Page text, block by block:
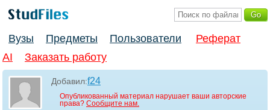
Вузы Предметы Пользователи
Реферат
AI
Заказать работу
Добавил:f24
Опубликованный материал нарушает ваши авторские
права? Сообщите нам.